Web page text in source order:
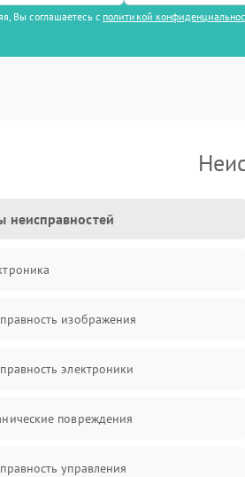
Вы соглашаетесь с политикой
неисправностей
изображения
электроники
повреждения
управления